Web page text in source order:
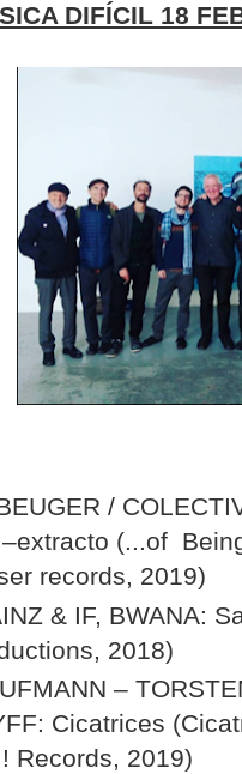
DIFÍCIL 18
/
(...of
records, 2019)
& IF, BWANA:
2018)
–
Cicatrices
Records, 2019)